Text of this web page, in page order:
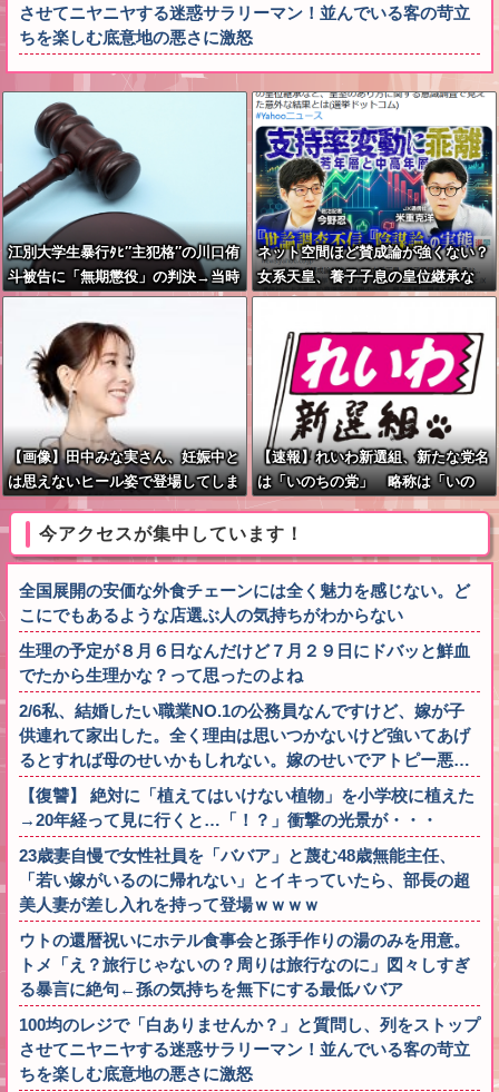
させてニヤニヤする迷惑サラリーマン！並んでいる客の苛立
ちを楽しむ底意地の悪さに激怒
江別大学生暴行ﾀﾋ″主犯格″の川口侑
斗被告に「無期懲役」の判決→当時
17歳少年に「懲役30年」の判決
ネット空間ほど賛成論が強くない？
女系天皇、養子子息の皇位継承な
ど…皇室のあり方に関する意識調査
【画像】田中みな実さん、妊娠中と
は思えないヒール姿で登場してしま
【速報】れいわ新選組、新たな党名
は「いのちの党」 略称は「いの
ち」
今アクセスが集中しています！
全国展開の安価な外食チェーンには全く魅力を感じない。ど
こにでもあるような店選ぶ人の気持ちがわからない
生理の予定が８月６日なんだけど７月２９日にドバッと鮮血
でたから生理かな？って思ったのよね
2/6私、結婚したい職業NO.1の公務員なんですけど、嫁が子
供連れて家出した。全く理由は思いつかないけど強いてあげ
るとすれば母のせいかもしれない。嫁のせいでアトピー悪…
【復讐】 絶対に「植えてはいけない植物」を小学校に植えた
→20年経って見に行くと…「！？」衝撃の光景が・・・
23歳妻自慢で女性社員を「ババア」と蔑む48歳無能主任、
「若い嫁がいるのに帰れない」とイキっていたら、部長の超
美人妻が差し入れを持って登場ｗｗｗｗ
ウトの還暦祝いにホテル食事会と孫手作りの湯のみを用意。
トメ「え？旅行じゃないの？周りは旅行なのに」図々しすぎ
る暴言に絶句←孫の気持ちを無下にする最低ババア
100均のレジで「白ありませんか？」と質問し、列をストップ
させてニヤニヤする迷惑サラリーマン！並んでいる客の苛立
ちを楽しむ底意地の悪さに激怒